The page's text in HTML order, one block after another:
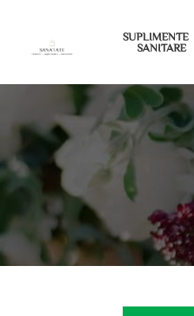
SUPLIMENTE
SANITARE